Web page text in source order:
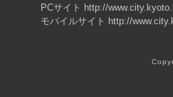
PCサイト http://
モバイルサイト http://